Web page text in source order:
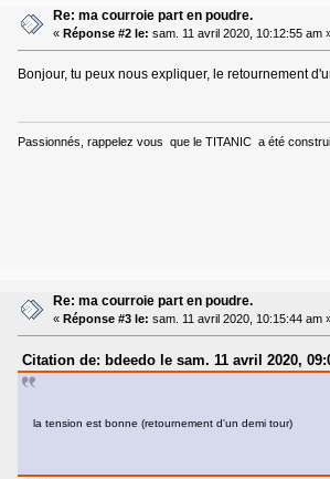
Re: ma courroie part en poudre.
« Réponse #2 le: sam. 11 avril 2020, 10:12:55 am
Bonjour, tu peux nous expliquer, le retournement
Passionnés, rappelez vous que le TITANIC a été
Re: ma courroie part en poudre.
« Réponse #3 le: sam. 11 avril 2020, 10:15:44 am
Citation de: bdeedo le sam. 11 avril 2020,
la tension est bonne (retournement d'un demi tour)